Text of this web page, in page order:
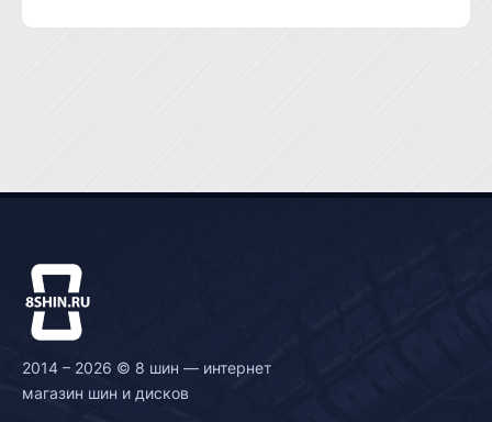
2014 – 2026 © 8 шин — интернет
магазин шин и дисков